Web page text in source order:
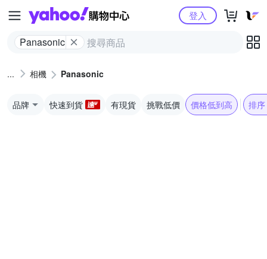
Yahoo購物中心
Panasonic
登入
相機 Panasonic
品牌 快速到貨 有現貨 挑戰低價 價格低到高 排序